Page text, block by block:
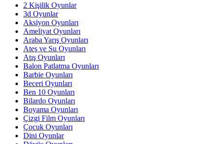
2 Kişilik Oyunlar
3d Oyunlar
Aksiyon Oyunları
Ameliyat Oyunları
Araba Yarış Oyunları
Ateş ve Su Oyunları
Atış Oyunları
Balon Patlatma Oyunları
Barbie Oyunları
Beceri Oyunları
Ben 10 Oyunları
Bilardo Oyunları
Boyama Oyunları
Çizgi Film Oyunları
Çocuk Oyunları
Dini Oyunlar